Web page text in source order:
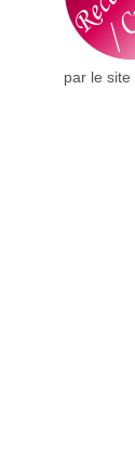
par le site